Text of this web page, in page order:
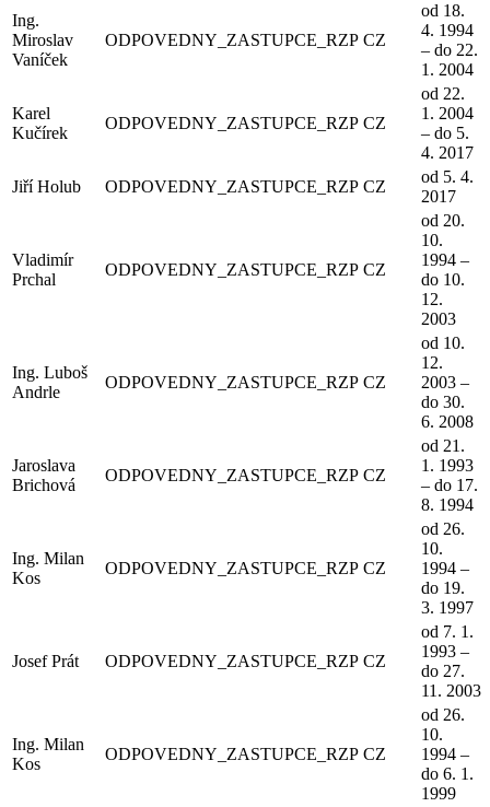
Ing.
Miroslav
Vaníček
ODPOVEDNY_ZASTUPCE_RZP CZ
od 18.
4. 1994
– do 22.
1. 2004
Karel
Kučírek
ODPOVEDNY_ZASTUPCE_RZP CZ
od 22.
1. 2004
– do 5.
4. 2017
Jiří Holub
ODPOVEDNY_ZASTUPCE_RZP CZ
od 5. 4.
2017
Vladimír
Prchal
ODPOVEDNY_ZASTUPCE_RZP CZ
od 20.
10.
1994 –
do 10.
12.
2003
Ing. Luboš
Andrle
ODPOVEDNY_ZASTUPCE_RZP CZ
od 10.
12.
2003 –
do 30.
6. 2008
Jaroslava
Brichová
ODPOVEDNY_ZASTUPCE_RZP CZ
od 21.
1. 1993
– do 17.
8. 1994
Ing. Milan
Kos
ODPOVEDNY_ZASTUPCE_RZP CZ
od 26.
10.
1994 –
do 19.
3. 1997
Josef Prát ODPOVEDNY_ZASTUPCE_RZP CZ
od 7. 1.
1993 –
do 27.
11. 2003
Ing. Milan
Kos
ODPOVEDNY_ZASTUPCE_RZP CZ
od 26.
10.
1994 –
do 6. 1.
1999